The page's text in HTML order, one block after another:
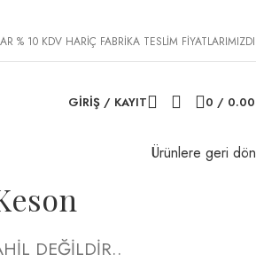
% 10 KDV HARİÇ FABRİKA TESLİM
GIRIŞ / KAYIT 0 /
Ürünlere geri dön
DEĞİLDİR..